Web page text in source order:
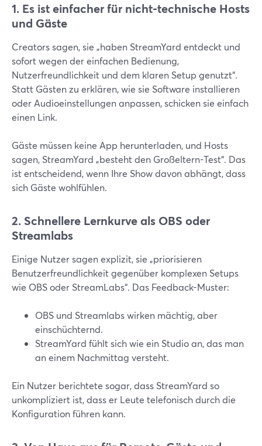
1. Es ist einfacher für nicht-technische Hosts
und Gäste
Creators sagen, sie „haben StreamYard entdeckt und
sofort wegen der einfachen Bedienung,
Nutzerfreundlichkeit und dem klaren Setup genutzt“.
Statt Gästen zu erklären, wie sie Software installieren
oder Audioeinstellungen anpassen, schicken sie einfach
einen Link.
Gäste müssen keine App herunterladen, und Hosts
sagen, StreamYard „besteht den Großeltern-Test“. Das
ist entscheidend, wenn Ihre Show davon abhängt, dass
sich Gäste wohlfühlen.
2. Schnellere Lernkurve als OBS oder
Streamlabs
Einige Nutzer sagen explizit, sie „priorisieren
Benutzerfreundlichkeit gegenüber komplexen Setups
wie OBS oder StreamLabs“. Das Feedback-Muster:
OBS und Streamlabs wirken mächtig, aber
einschüchternd.
StreamYard fühlt sich wie ein Studio an, das man
an einem Nachmittag versteht.
Ein Nutzer berichtete sogar, dass StreamYard so
unkompliziert ist, dass er Leute telefonisch durch die
Konfiguration führen kann.